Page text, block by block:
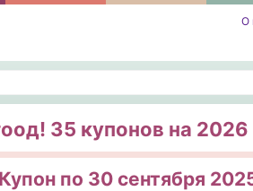
О
35 купонов на 2026
по 30 сентября